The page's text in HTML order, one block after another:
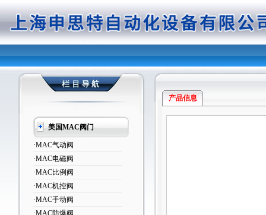
美国MAC阀门
·MAC气动阀
·MAC电磁阀
·MAC比例阀
·MAC机控阀
·MAC手动阀
·MAC防爆阀
产品信息